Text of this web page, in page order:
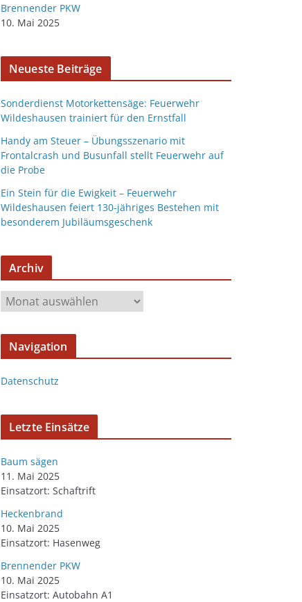
Brennender PKW
10. Mai 2025
Neueste Beiträge
Sonderdienst Motorkettensäge: Feuerwehr
Wildeshausen trainiert für den Ernstfall
Handy am Steuer – Übungsszenario mit
Frontalcrash und Busunfall stellt Feuerwehr auf
die Probe
Ein Stein für die Ewigkeit – Feuerwehr
Wildeshausen feiert 130-jähriges Bestehen mit
besonderem Jubiläumsgeschenk
Archiv
Navigation
Datenschutz
Letzte Einsätze
Baum sägen
11. Mai 2025
Einsatzort: Schaftrift
Heckenbrand
10. Mai 2025
Einsatzort: Hasenweg
Brennender PKW
10. Mai 2025
Einsatzort: Autobahn A1